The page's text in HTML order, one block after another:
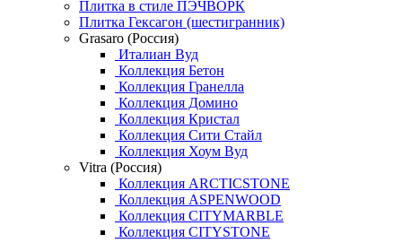
Плитка в стиле ПЭЧВОРК
Плитка Гексагон (шестигранник)
Grasaro (Россия)
Италиан Вуд
Коллекция Бетон
Коллекция Гранелла
Коллекция Домино
Коллекция Кристал
Коллекция Сити Стайл
Коллекция Хоум Вуд
Vitra (Россия)
Коллекция ARCTICSTONE
Коллекция ASPENWOOD
Коллекция CITYMARBLE
Коллекция CITYSTONE